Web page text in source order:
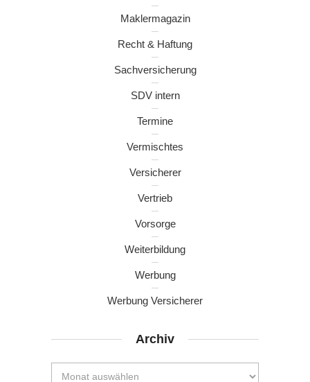
Maklermagazin
Recht & Haftung
Sachversicherung
SDV intern
Termine
Vermischtes
Versicherer
Vertrieb
Vorsorge
Weiterbildung
Werbung
Werbung Versicherer
Archiv